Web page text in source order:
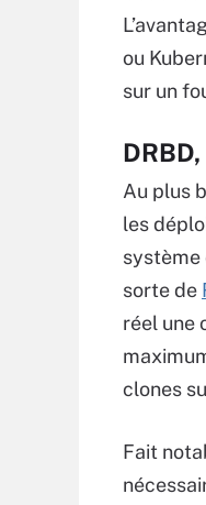
ou
sur un
Au plus
les
système
sorte de
réel une
clones
Fait